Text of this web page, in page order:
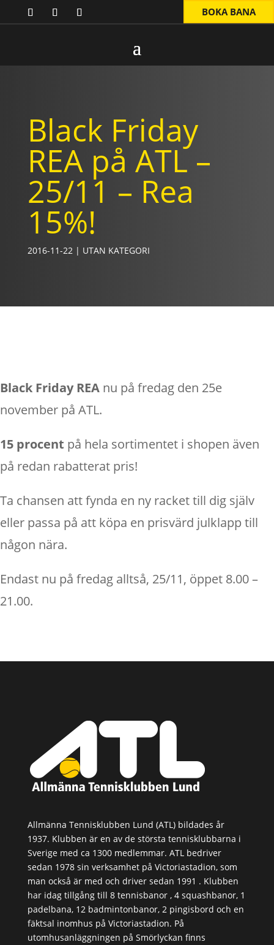
BOKA BANA
Black Friday
REA på ATL –
25/11 – Rea
15%!
2016-11-22| UTAN KATEGORI
Black Friday REA nu på fredag den 25e
november på ATL.
15 procent på hela sortimentet i shopen även
på redan rabatterat pris!
Ta chansen att fynda en ny racket till dig själv
eller passa på att köpa en prisvärd julklapp till
någon nära.
Endast nu på fredag alltså, 25/11, öppet 8.00 –
21.00.
Allmänna Tennisklubben Lund (ATL) bildades år
1937. Klubben är en av de största tennisklubbarna i
Sverige med ca 1300 medlemmar. ATL bedriver
sedan 1978 sin verksamhet på Victoriastadion, som
man också är med och driver sedan 1991 . Klubben
har idag tillgång till 8 tennisbanor , 4 squashbanor, 1
padelbana, 12 badmintonbanor, 2 pingisbord och en
fäktsal inomhus på Victoriastadion. På
utomhusanläggningen på Smörlyckan finns